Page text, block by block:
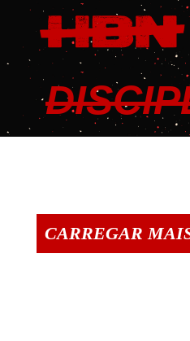
CARREGAR